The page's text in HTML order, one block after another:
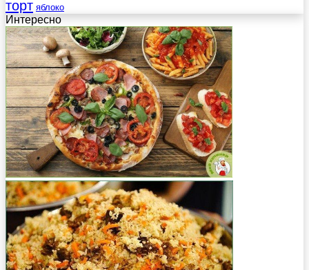
торт яблоко
Интересно